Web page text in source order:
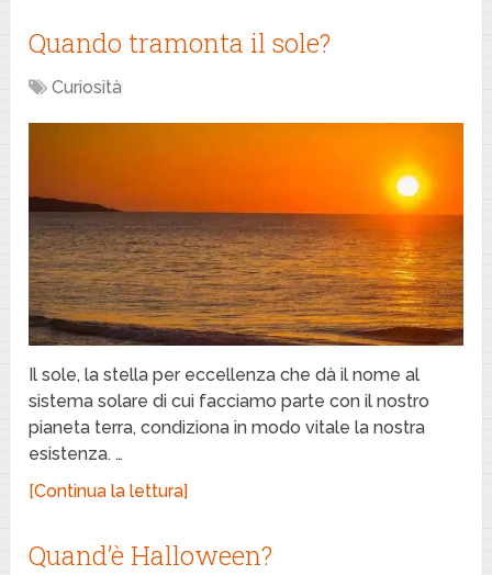
Quando tramonta il sole?
Curiosità
Il sole, la stella per eccellenza che dà il nome al
sistema solare di cui facciamo parte con il nostro
pianeta terra, condiziona in modo vitale la nostra
esistenza. …
[Continua la lettura]
Quand’è Halloween?